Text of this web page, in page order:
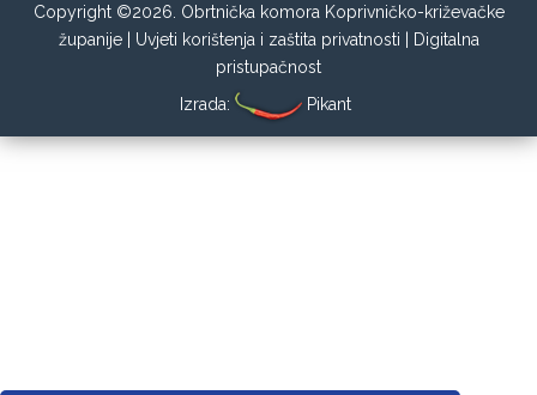
Copyright ©2026. Obrtnička komora Koprivničko-križevačke
županije | Uvjeti korištenja i zaštita privatnosti
Digitalna
pristupačnost
Izrada:
Pikant